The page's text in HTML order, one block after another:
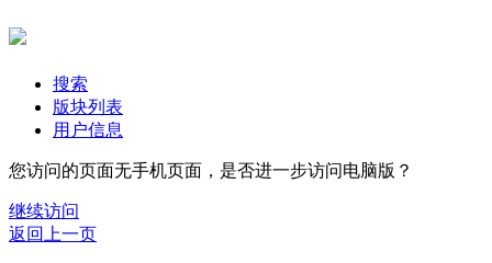
搜索
版块列表
用户信息
您访问的页面无手机页面，是否进一步访问电脑版？
继续访问
返回上一页